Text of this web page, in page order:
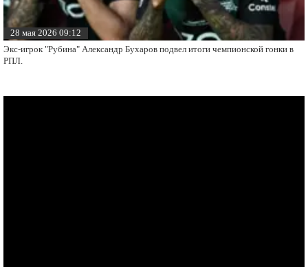
28 мая 2026 09:12
Экс-игрок "Рубина" Александр Бухаров подвел итоги чемпионской гонки в
РПЛ.